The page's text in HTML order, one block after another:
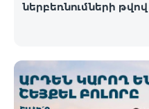
ներբեռնումների թվով